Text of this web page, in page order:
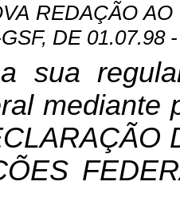
REDAÇÃO
DE 01.07.98
sua
mediante